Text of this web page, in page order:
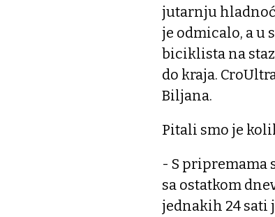
jutarnju
je odmicalo, a u
biciklista na
do kraja.
Biljana.
Pitali smo je
- S pripremama
sa ostatkom
jednakih 24 sati